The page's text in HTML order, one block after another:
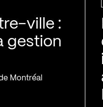
ville :
gestion
Montréal